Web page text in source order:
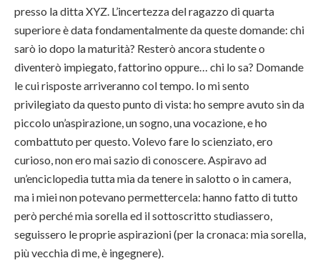
presso la ditta XYZ. L’incertezza del ragazzo di quarta
superiore è data fondamentalmente da queste domande: chi
sarò io dopo la maturità? Resterò ancora studente o
diventerò impiegato, fattorino oppure… chi lo sa? Domande
le cui risposte arriveranno col tempo. Io mi sento
privilegiato da questo punto di vista: ho sempre avuto sin da
piccolo un’aspirazione, un sogno, una vocazione, e ho
combattuto per questo. Volevo fare lo scienziato, ero
curioso, non ero mai sazio di conoscere. Aspiravo ad
un’enciclopedia tutta mia da tenere in salotto o in camera,
ma i miei non potevano permettercela: hanno fatto di tutto
però perché mia sorella ed il sottoscritto studiassero,
seguissero le proprie aspirazioni (per la cronaca: mia sorella,
più vecchia di me, è ingegnere).